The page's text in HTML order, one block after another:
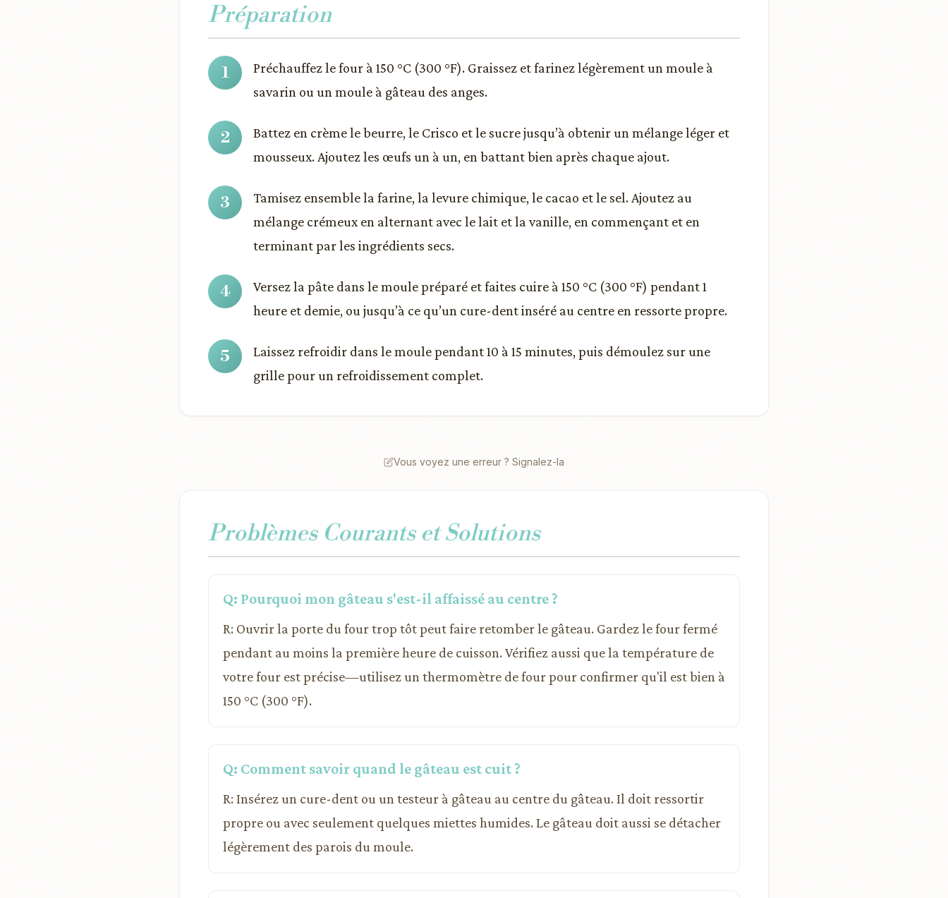
Préparation
Préchauffez le four à 150 °C (300 °F). Graissez et farinez légèrement un moule à
savarin ou un moule à gâteau des anges.
Battez en crème le beurre, le Crisco et le sucre jusqu’à obtenir un mélange léger et
mousseux. Ajoutez les œufs un à un, en battant bien après chaque ajout.
Tamisez ensemble la farine, la levure chimique, le cacao et le sel. Ajoutez au
mélange crémeux en alternant avec le lait et la vanille, en commençant et en
terminant par les ingrédients secs.
Versez la pâte dans le moule préparé et faites cuire à 150 °C (300 °F) pendant 1
heure et demie, ou jusqu’à ce qu’un cure-dent inséré au centre en ressorte propre.
Laissez refroidir dans le moule pendant 10 à 15 minutes, puis démoulez sur une
grille pour un refroidissement complet.
Vous voyez une erreur ? Signalez-la
Problèmes Courants et Solutions
Q: Pourquoi mon gâteau s'est-il affaissé au centre ?
R: Ouvrir la porte du four trop tôt peut faire retomber le gâteau. Gardez le four fermé
pendant au moins la première heure de cuisson. Vérifiez aussi que la température de
votre four est précise—utilisez un thermomètre de four pour confirmer qu'il est bien à
150 °C (300 °F).
Q: Comment savoir quand le gâteau est cuit ?
R: Insérez un cure-dent ou un testeur à gâteau au centre du gâteau. Il doit ressortir
propre ou avec seulement quelques miettes humides. Le gâteau doit aussi se détacher
légèrement des parois du moule.